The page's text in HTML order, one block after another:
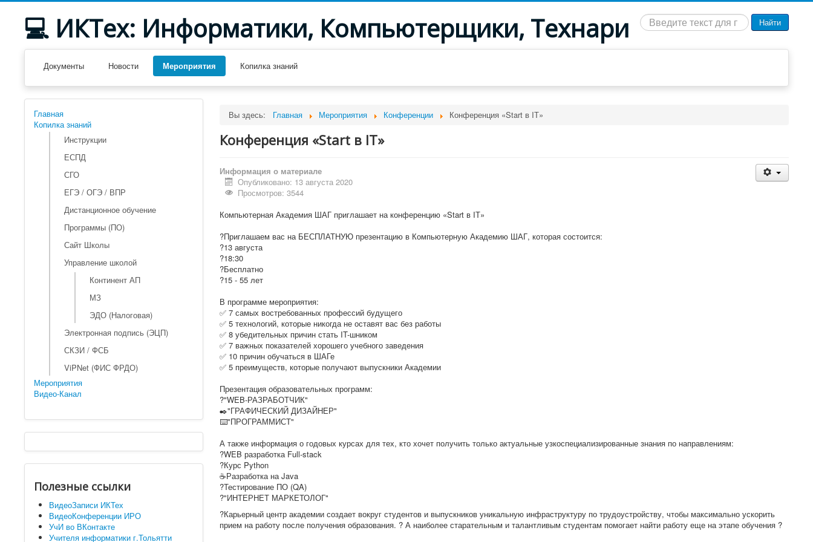
💻 ИКТех: Информатики, Компьютерщики, Технари Искать... Найти
Документы Новости Мероприятия Копилка знаний
Главная
Копилка знаний
Инструкции
ЕСПД
СГО
ЕГЭ / ОГЭ / ВПР
Дистанционное обучение
Программы (ПО)
Сайт Школы
Управление школой
Континент АП
МЗ
ЭДО (Налоговая)
Электронная подпись (ЭЦП)
СКЗИ / ФСБ
ViPNet (ФИС ФРДО)
Мероприятия
Видео-Канал
Полезные ссылки
ВидеоЗаписи ИКТех
ВидеоКонференции ИРО
УчИ во ВКонтакте
Учителя информатики г.Тольятти
Вы здесь: Главная Мероприятия Конференции Конференция «Start в IТ»
Конференция «Start в IТ»
Информация о материале
Опубликовано: 13 августа 2020
Просмотров: 3544
Компьютерная Академия ШАГ приглашает на конференцию «Start в IТ»
?Приглашаем вас на БЕСПЛАТНУЮ презентацию в Компьютерную Академию ШАГ, которая состоится:
?13 августа
?18:30
?Бесплатно
?15 - 55 лет
В программе мероприятия:
✅ 7 самых востребованных профессий будущего
✅ 5 технологий, которые никогда не оставят вас без работы
✅ 8 убедительных причин стать IT-шником
✅ 7 важных показателей хорошего учебного заведения
✅ 10 причин обучаться в ШАГе
✅ 5 преимуществ, которые получают выпускники Академии
Презентация образовательных программ:
?"WEB-РАЗРАБОТЧИК"
✒️"ГРАФИЧЕСКИЙ ДИЗАЙНЕР"
⌨️"ПРОГРАММИСТ"
А также информация о годовых курсах для тех, кто хочет получить только актуальные узкоспециализированные знания по направлениям:
?WEB разработка Full-stack
?Курс Python
☕️Разработка на Java
?Тестирование ПО (QA)
?"ИНТЕРНЕТ МАРКЕТОЛОГ"
?Карьерный центр академии создает вокруг студентов и выпускников уникальную инфраструктуру по трудоустройству, чтобы максимально ускорить
прием на работу после получения образования. ? А наиболее старательным и талантливым студентам помогает найти работу еще на этапе обучения ?